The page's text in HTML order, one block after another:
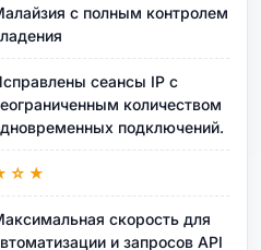
с полным контролем
сеансы IP с
количеством
подключений.
скорость для
и запросов API